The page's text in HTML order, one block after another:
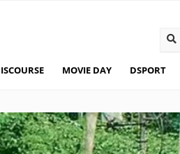
MOVIE DAY DSPORT